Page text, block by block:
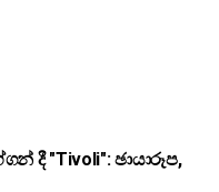
දී "Tivoli": ඡායාරූප,